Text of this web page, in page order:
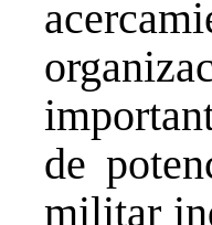
de
militar